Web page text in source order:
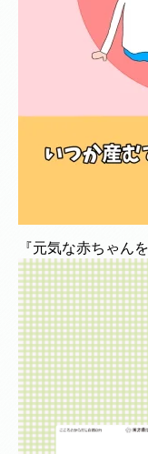
『元気な赤ちゃん